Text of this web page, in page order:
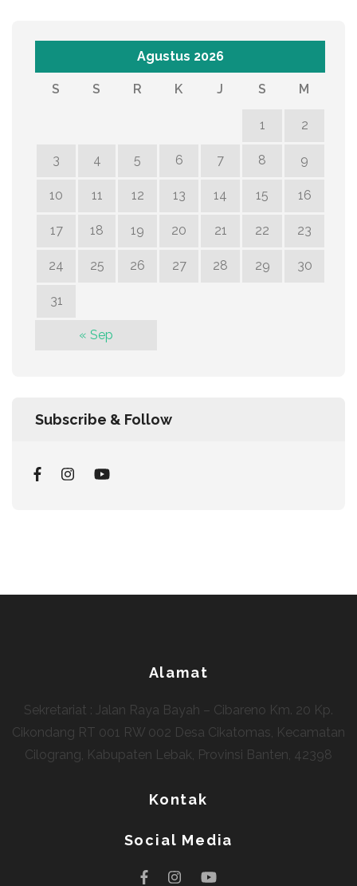
Agustus 2026
S S R K J S M
1 2
3 4 5 6 7 8 9
10 11 12 13 14 15 16
17 18 19 20 21 22 23
24 25 26 27 28 29 30
31
« Sep
Subscribe & Follow
Alamat
Sekretariat : Jalan Raya Bayah – Cibareno Km. 20 Kp.
Cikondang RT 001 RW 002 Desa Cikatomas, Kecamatan
Cilograng, Kabupaten Lebak, Provinsi Banten, 42398
Kontak
Social Media